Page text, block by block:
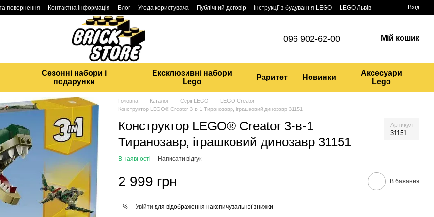
повернення Контактна інформація Блог Угода користувача Публічний договір Інструкції з будування LEGO LEGO Львів Вхід
096 902-62-00 Мій кошик
Сезонні набори і
подарунки
Ексклюзивні набори
Lego
Раритет Новинки
Аксесуари
Lego
Головна Каталог Серії LEGO
LEGO Creator
Конструктор LEGO® Creator 3-в-1 Тиранозавр, іграшковий динозавр 31151
Конструктор LEGO® Creator 3-в-1
Тиранозавр, іграшковий динозавр 31151
Артикул
31151
В наявності Написати відгук
2 999 грн В бажання
% Увійти для відображення накопичувальної знижки